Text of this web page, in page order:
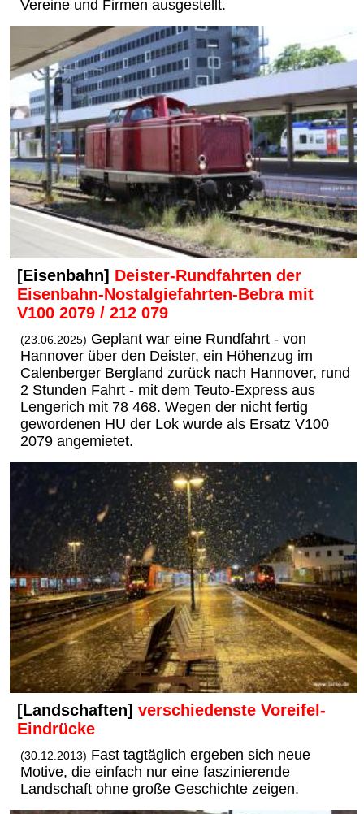
Vereine und Firmen ausgestellt.
[Eisenbahn] Deister-Rundfahrten der
Eisenbahn-Nostalgiefahrten-Bebra mit
V100 2079 / 212 079
(23.06.2025) Geplant war eine Rundfahrt - von
Hannover über den Deister, ein Höhenzug im
Calenberger Bergland zurück nach Hannover, rund
2 Stunden Fahrt - mit dem Teuto-Express aus
Lengerich mit 78 468. Wegen der nicht fertig
gewordenen HU der Lok wurde als Ersatz V100
2079 angemietet.
[Landschaften] verschiedenste Voreifel-
Eindrücke
(30.12.2013) Fast tagtäglich ergeben sich neue
Motive, die einfach nur eine faszinierende
Landschaft ohne große Geschichte zeigen.